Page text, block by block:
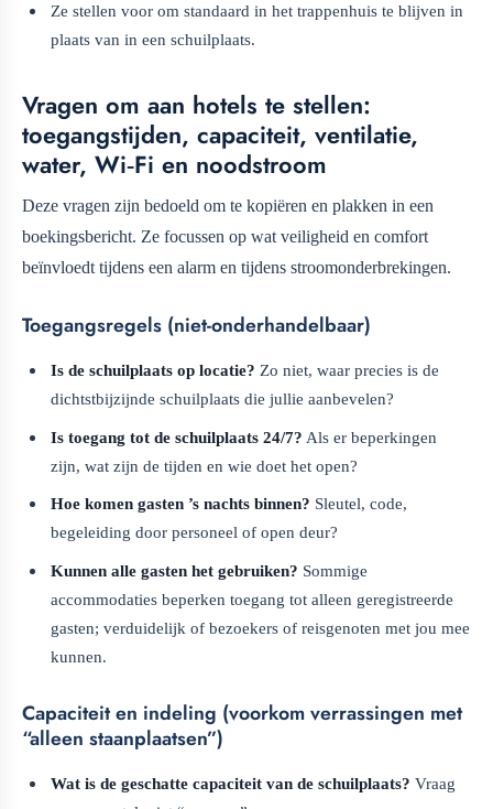
Ze stellen voor om standaard in het trappenhuis te blijven in
plaats van in een schuilplaats.
Vragen om aan hotels te stellen:
toegangstijden, capaciteit, ventilatie,
water, Wi‑Fi en noodstroom
Deze vragen zijn bedoeld om te kopiëren en plakken in een
boekingsbericht. Ze focussen op wat veiligheid en comfort
beïnvloedt tijdens een alarm en tijdens stroomonderbrekingen.
Toegangsregels (niet-onderhandelbaar)
Is de schuilplaats op locatie? Zo niet, waar precies is de
dichtstbijzijnde schuilplaats die jullie aanbevelen?
Is toegang tot de schuilplaats 24/7? Als er beperkingen
zijn, wat zijn de tijden en wie doet het open?
Hoe komen gasten ’s nachts binnen? Sleutel, code,
begeleiding door personeel of open deur?
Kunnen alle gasten het gebruiken? Sommige
accommodaties beperken toegang tot alleen geregistreerde
gasten; verduidelijk of bezoekers of reisgenoten met jou mee
kunnen.
Capaciteit en indeling (voorkom verrassingen met
“alleen staanplaatsen”)
Wat is de geschatte capaciteit van de schuilplaats? Vraag